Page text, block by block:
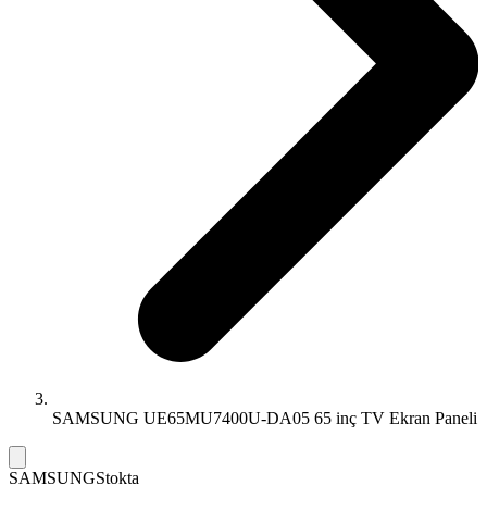
SAMSUNG UE65MU7400U-DA05 65 inç TV Ekran Paneli
SAMSUNGStokta